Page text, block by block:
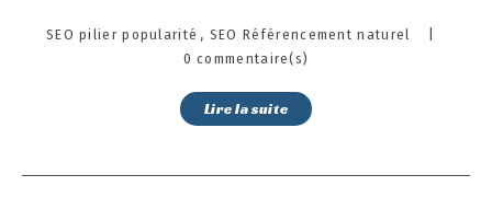
Categories
SEO pilier popularité SEO Référencement naturel
0 commentaire(s)
Lire la suite